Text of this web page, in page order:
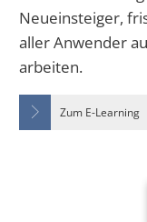
Neueinsteiger,
aller Anwender
arbeiten.
Zum E-Learning